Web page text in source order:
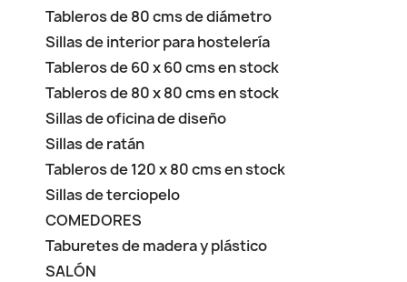
Tableros de 80 cms de diámetro
Sillas de interior para hostelería
Tableros de 60 x 60 cms en stock
Tableros de 80 x 80 cms en stock
Sillas de oficina de diseño
Sillas de ratán
Tableros de 120 x 80 cms en stock
Sillas de terciopelo
COMEDORES
Taburetes de madera y plástico
SALÓN